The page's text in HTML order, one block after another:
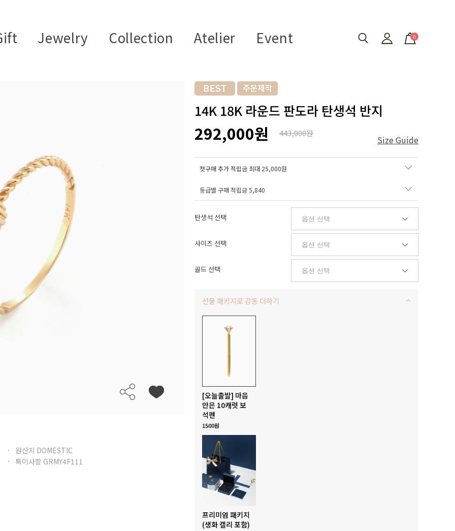
Jewelry Collection Atelier Event 0
원산지 DOMESTIC
특이사항 GRMY4F111
14K 18K 라운드 판도라 탄생석 반지
292,000원 443,000원
Size Guide
첫구매 추가 적립금 최대 25,000원
등급별 구매 적립금5,840
탄생석 선택
사이즈 선택
골드 선택
선물 패키지로 감동 더하기
[오늘출발] 마음
만은 10캐럿 보
석펜
1500원
프리미엄 패키지
(생화 캘리 포함)